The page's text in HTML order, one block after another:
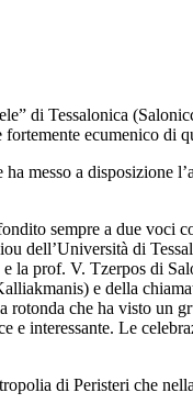
di Tessalonica
ecumenico di
messo a disposizione
sempre a due voci
dell’Università di
prof. V. Tzerpos di
e della
rotonda che ha visto un
e interessante. Le
di Peristeri che